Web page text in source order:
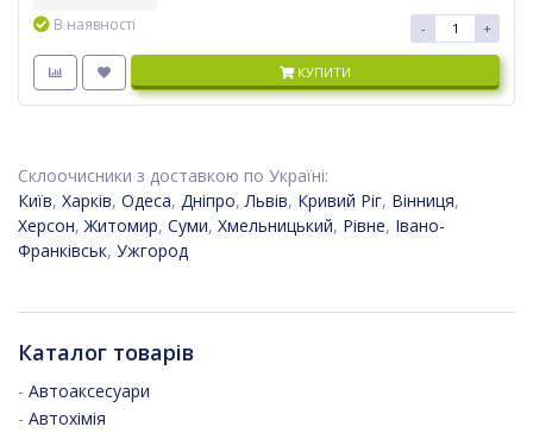
В наявності - +
КУПИТИ
Склоочисники з доставкою по Україні:
Київ, Харків, Одеса, Дніпро,Львів, Кривий Ріг, Вінниця,
Херсон,Житомир, Суми, Хмельницький, Рівне, Івано-
Франківськ, Ужгород
Каталог товарів
- Автоаксесуари
- Автохімія